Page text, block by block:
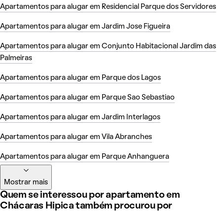
Apartamentos para alugar em Residencial Parque dos Servidores
Apartamentos para alugar em Jardim Jose Figueira
Apartamentos para alugar em Conjunto Habitacional Jardim das
Palmeiras
Apartamentos para alugar em Parque dos Lagos
Apartamentos para alugar em Parque Sao Sebastiao
Apartamentos para alugar em Jardim Interlagos
Apartamentos para alugar em Vila Abranches
Apartamentos para alugar em Parque Anhanguera
Mostrar mais
Quem se interessou por apartamento em
Chácaras Hipica também procurou por